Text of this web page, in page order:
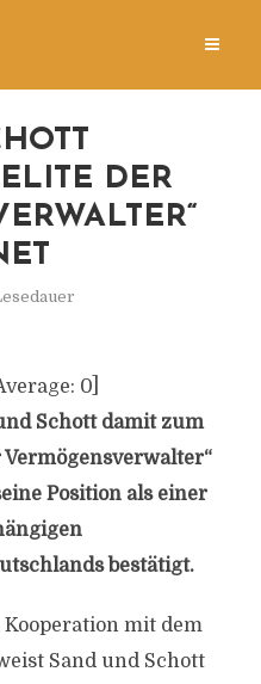
DER
0]
Schott damit zum
Vermögensverwalter“
Position als einer
bestätigt.
Kooperation mit dem
Sand und Schott